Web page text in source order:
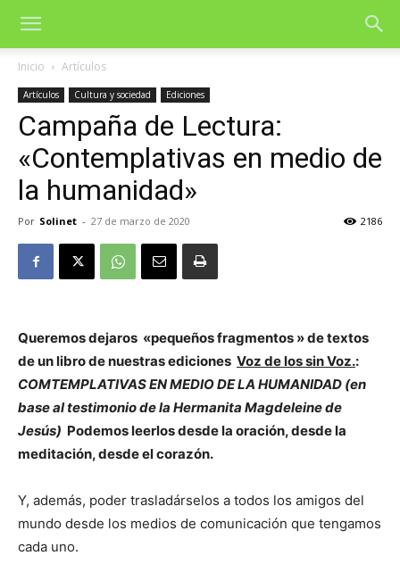
Inicio Artículos
Artículos Cultura y sociedad Ediciones
Campaña de Lectura:
«Contemplativas en medio de
la humanidad»
Por Solinet - 27 de marzo de 2020 2186
Queremos dejaros «pequeños fragmentos » de textos
de un libro de nuestras ediciones Voz de los sin Voz.:
COMTEMPLATIVAS EN MEDIO DE LA HUMANIDAD (en
base al testimonio de la Hermanita Magdeleine de
Jesús) Podemos leerlos desde la oración, desde la
meditación, desde el corazón.
Y, además, poder trasladárselos a todos los amigos del
mundo desde los medios de comunicación que tengamos
cada uno.